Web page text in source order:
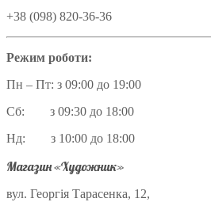
+38 (098) 820-36-36
Режим роботи:
Пн – Пт: з 09:00 до 19:00
Сб: з 09:30 до 18:00
Нд: з 10:00 до 18:00
Магазин «Художник»
вул. Георгія Тарасенка, 12,